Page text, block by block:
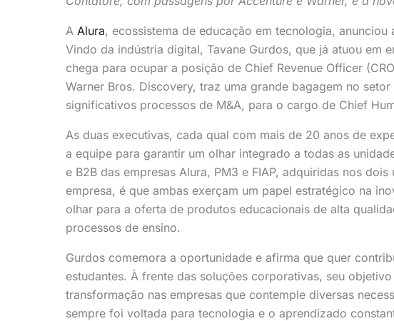
A Alura, ecossistema de educação em tecnologia,
Vindo da indústria digital, Tavane Gurdos, que já atuou em
chega para ocupar a posição de Chief Revenue Officer
Warner Bros. Discovery, traz uma grande bagagem no
significativos processos de M&A, para o cargo de Chief
As duas executivas, cada qual com mais de 20 anos de
a equipe para garantir um olhar integrado a todas as
e B2B das empresas Alura, PM3 e FIAP, adquiridas nos
empresa, é que ambas exerçam um papel estratégico na
olhar para a oferta de produtos educacionais de alta
processos de ensino.
Gurdos comemora a oportunidade e afirma que quer
estudantes. À frente das soluções corporativas, seu
transformação nas empresas que contemple diversas
sempre foi voltada para tecnologia e o aprendizado